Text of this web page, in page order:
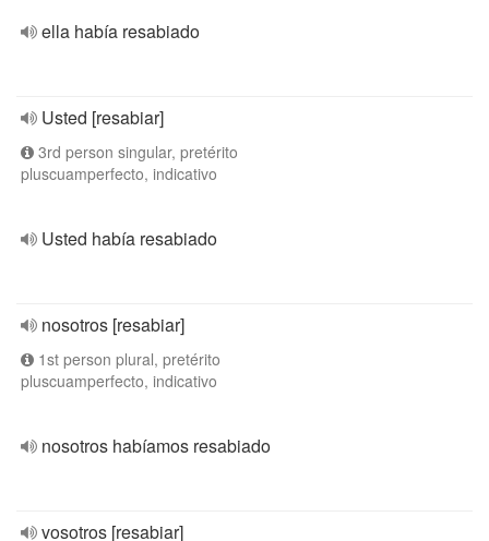
ella había resabiado
Usted [resabiar]
3rd person singular, pretérito
pluscuamperfecto, indicativo
Usted había resabiado
nosotros [resabiar]
1st person plural, pretérito
pluscuamperfecto, indicativo
nosotros habíamos resabiado
vosotros [resabiar]